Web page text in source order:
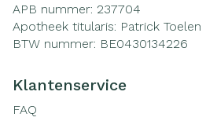
APB nummer: 237704
Apotheek titularis: Patrick Toelen
BTW nummer: BE0430134226
Klantenservice
FAQ